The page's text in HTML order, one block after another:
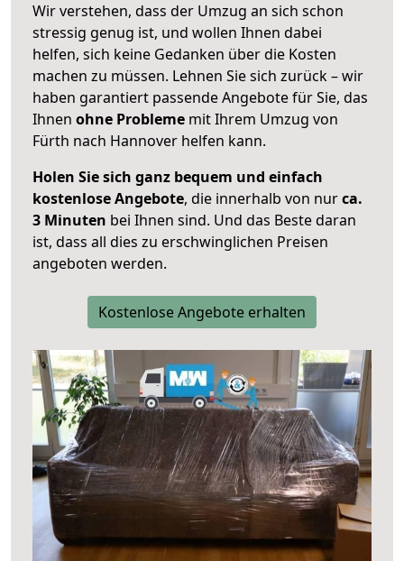
Wir verstehen, dass der Umzug an sich schon
stressig genug ist, und wollen Ihnen dabei
helfen, sich keine Gedanken über die Kosten
machen zu müssen. Lehnen Sie sich zurück – wir
haben garantiert passende Angebote für Sie, das
Ihnen ohne Probleme mit Ihrem Umzug von
Fürth nach Hannover helfen kann.
Holen Sie sich ganz bequem und einfach
kostenlose Angebote, die innerhalb von nurca.
3 Minuten bei Ihnen sind. Und das Beste daran
ist, dass all dies zu erschwinglichen Preisen
angeboten werden.
Kostenlose Angebote erhalten